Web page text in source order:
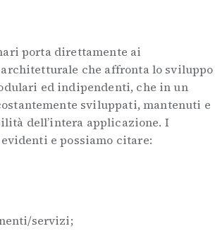
porta direttamente ai
che affronta lo sviluppo
ed indipendenti, che in un
sviluppati, mantenuti e
dell’intera applicazione. I
e possiamo citare:
servizi;